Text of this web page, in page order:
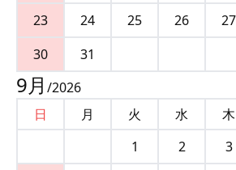
23
24 25 26 27
30
31
9月 /2026
日
月 火 水 木
1
2 3